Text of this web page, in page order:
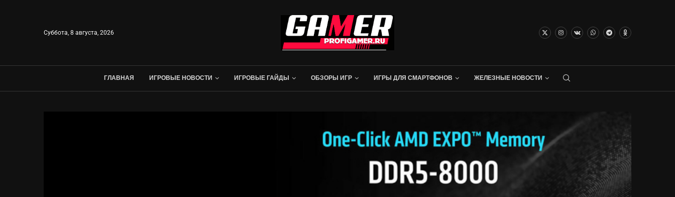
Суббота, 8 августа, 2026
ГЛАВНАЯ ИГРОВЫЕ НОВОСТИ ИГРОВЫЕ ГАЙДЫ ОБЗОРЫ ИГР ИГРЫ ДЛЯ СМАРТФОНОВ ЖЕЛЕЗНЫЕ НОВОСТИ